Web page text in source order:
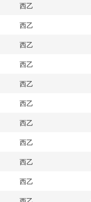
西乙
西乙
西乙
西乙
西乙
西乙
西乙
西乙
西乙
西乙